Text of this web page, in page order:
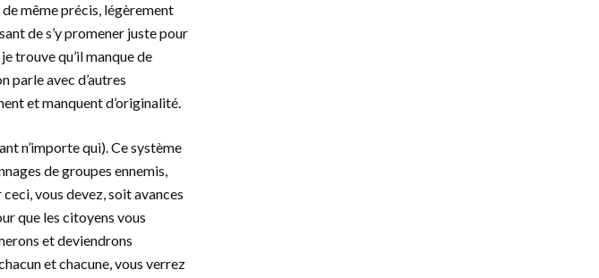
même précis, légèrement
de s’y promener juste pour
trouve qu’il manque de
parle avec d’autres
et manquent d’originalité.
n’importe qui). Ce système
de groupes ennemis,
vous devez, soit avances
que les citoyens vous
et deviendrons
et chacune, vous verrez